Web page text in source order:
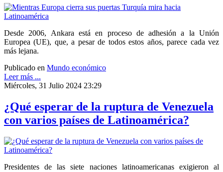
Desde 2006, Ankara está en proceso de adhesión a la Unión
Europea (UE), que, a pesar de todos estos años, parece cada vez
más lejana.
Publicado en Mundo económico
Leer más ...
Miércoles, 31 Julio 2024 23:29
¿Qué esperar de la ruptura de Venezuela
con varios países de Latinoamérica?
Presidentes de las siete naciones latinoamericanas exigieron al